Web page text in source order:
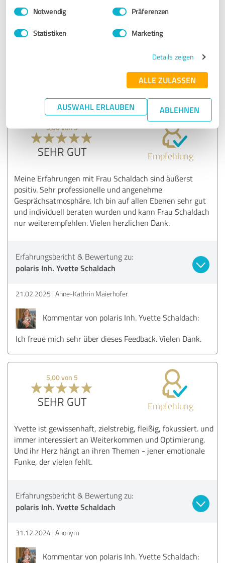
Impressum Datenschutzbestimmungen
Einwilligungsauswahl
Notwendig Präferenzen
Statistiken Marketing
Details zeigen
ALLE ZULASSEN
AUSWAHL ERLAUBEN ABLEHNEN
Investitionen in meine persönliche und berufliche
5,00 von 5
SEHR GUT Empfehlung
Meine Erfahrungen mit Frau Schaldach sind äußerst
positiv. Sehr professionelle und angenehme
Gesprächsatmosphäre. Ich bin auf allen Ebenen sehr gut
und individuell beraten wurden und kann Frau Schaldach
nur weiterempfehlen. Vielen herzlichen Dank.
Erfahrungsbericht & Bewertung zu:
polaris Inh. Yvette Schaldach
21.02.2025 Anne-Kathrin Maierhofer
Kommentar von polaris Inh. Yvette Schaldach:
Ich freue mich sehr über dieses Feedback. Vielen Dank.
5,00 von 5
SEHR GUT Empfehlung
Yvette ist gewissenhaft, zielstrebig, fleißig, fokussiert. und
immer interessiert an Weiterkommen und Optimierung.
Und ihr Herz hängt an ihren Themen - jener emotionale
Funke, der vielen fehlt.
Erfahrungsbericht & Bewertung zu:
polaris Inh. Yvette Schaldach
31.12.2024 Anonym
Kommentar von polaris Inh. Yvette Schaldach: